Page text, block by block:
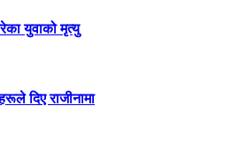
युवाको मृत्यु
दिए राजीनामा